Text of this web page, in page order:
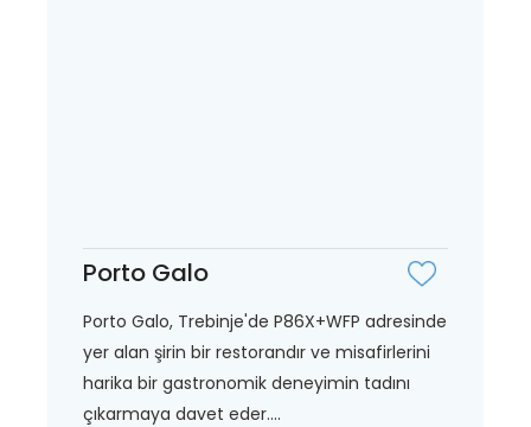
Porto Galo
Porto Galo, Trebinje'de P86X+WFP adresinde
yer alan şirin bir restorandır ve misafirlerini
harika bir gastronomik deneyimin tadını
çıkarmaya davet eder....